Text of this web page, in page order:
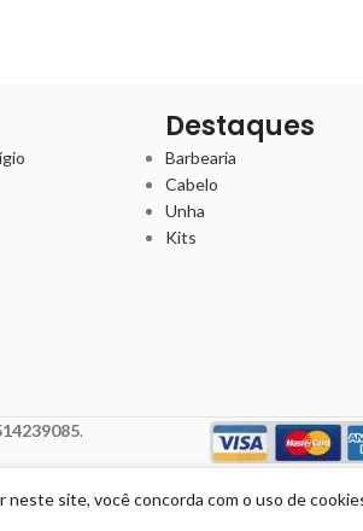
Destaques
Barbearia
Cabelo
Unha
Kits
.
neste site, você concorda com o uso de